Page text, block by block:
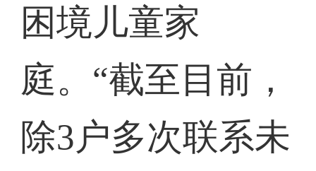
困境儿童家
庭。“截至目前，
除3户多次联系未